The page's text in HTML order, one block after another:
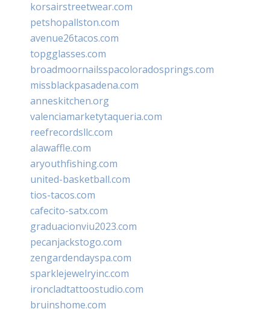
korsairstreetwear.com
petshopallston.com
avenue26tacos.com
topgglasses.com
broadmoornailsspacoloradosprings.com
missblackpasadena.com
anneskitchen.org
valenciamarketytaqueria.com
reefrecordsllc.com
alawaffle.com
aryouthfishing.com
united-basketball.com
tios-tacos.com
cafecito-satx.com
graduacionviu2023.com
pecanjackstogo.com
zengardendayspa.com
sparklejewelryinc.com
ironcladtattoostudio.com
bruinshome.com